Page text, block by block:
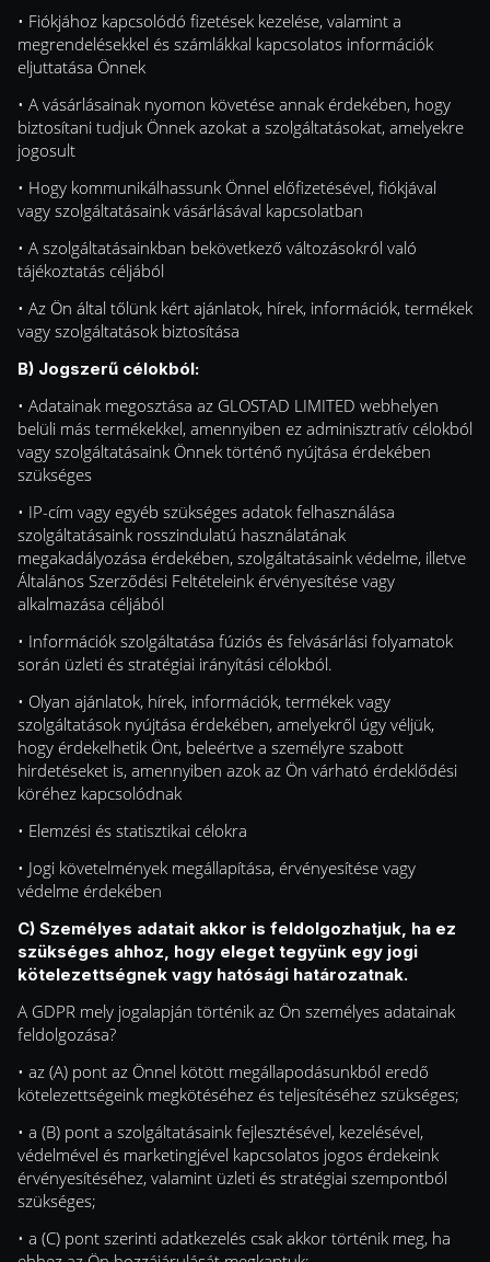
• Fiókjához kapcsolódó fizetések kezelése, valamint a
megrendelésekkel és számlákkal kapcsolatos információk
eljuttatása Önnek
• A vásárlásainak nyomon követése annak érdekében, hogy
biztosítani tudjuk Önnek azokat a szolgáltatásokat, amelyekre
jogosult
• Hogy kommunikálhassunk Önnel előfizetésével, fiókjával
vagy szolgáltatásaink vásárlásával kapcsolatban
• A szolgáltatásainkban bekövetkező változásokról való
tájékoztatás céljából
• Az Ön által tőlünk kért ajánlatok, hírek, információk, termékek
vagy szolgáltatások biztosítása
B) Jogszerű célokból:
• Adatainak megosztása az GLOSTAD LIMITED webhelyen
belüli más termékekkel, amennyiben ez adminisztratív célokból
vagy szolgáltatásaink Önnek történő nyújtása érdekében
szükséges
• IP-cím vagy egyéb szükséges adatok felhasználása
szolgáltatásaink rosszindulatú használatának
megakadályozása érdekében, szolgáltatásaink védelme, illetve
Általános Szerződési Feltételeink érvényesítése vagy
alkalmazása céljából
• Információk szolgáltatása fúziós és felvásárlási folyamatok
során üzleti és stratégiai irányítási célokból.
• Olyan ajánlatok, hírek, információk, termékek vagy
szolgáltatások nyújtása érdekében, amelyekről úgy véljük,
hogy érdekelhetik Önt, beleértve a személyre szabott
hirdetéseket is, amennyiben azok az Ön várható érdeklődési
köréhez kapcsolódnak
• Elemzési és statisztikai célokra
• Jogi követelmények megállapítása, érvényesítése vagy
védelme érdekében
C) Személyes adatait akkor is feldolgozhatjuk, ha ez
szükséges ahhoz, hogy eleget tegyünk egy jogi
kötelezettségnek vagy hatósági határozatnak.
A GDPR mely jogalapján történik az Ön személyes adatainak
feldolgozása?
• az (A) pont az Önnel kötött megállapodásunkból eredő
kötelezettségeink megkötéséhez és teljesítéséhez szükséges;
• a (B) pont a szolgáltatásaink fejlesztésével, kezelésével,
védelmével és marketingjével kapcsolatos jogos érdekeink
érvényesítéséhez, valamint üzleti és stratégiai szempontból
szükséges;
• a (C) pont szerinti adatkezelés csak akkor történik meg, ha